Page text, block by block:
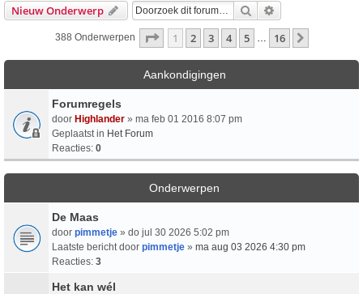
Nieuw Onderwerp Zoek
388 Onderwerpen Pagina Van16
1 2 3 4 5 16
Aankondigingen
Forumregels
door Highlander » ma feb 01 2016 8:07 pm
Geplaatst in Het Forum
Reacties: 0
Onderwerpen
De Maas
door pimmetje » do jul 30 2026 5:02 pm
Laatste bericht door pimmetje » ma aug 03 2026 4:30 pm
Reacties: 3
Het kan wél